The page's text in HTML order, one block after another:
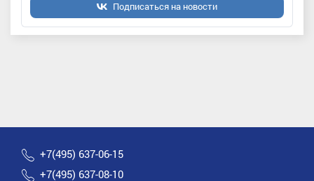
Подписаться на новости
+7(495) 637-06-15
+7(495) 637-08-10